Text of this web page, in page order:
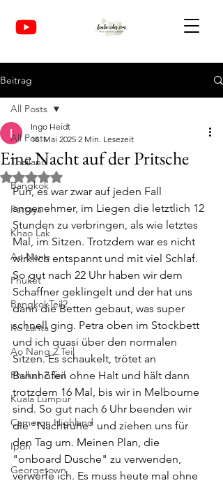
Beitrag
All Posts
Thailand
Bangkok
Pattaya
Khao Lak
Ao Nang
Phuket
BangkokTeil2
Ko Lanta
Ao Nang 2.Teil
Phuket 2.Teil
Kuala Lumpur
Cameron Highland
Ipoh
Georgetown
All Posts
Eine Nacht auf der Pritsche
Ingo Heidt
18. Mai 2025 2 Min. Lesezeit
Mit NaN von 5 Sternen bewertet.
Puh, es war zwar auf jeden Fall
angenehmer, im Liegen die letztlich 12
Stunden zu verbringen, als wie letztes
Mal, im Sitzen. Trotzdem war es nicht
wirklich entspannt und mit viel Schlaf.
So gut nach 22 Uhr haben wir dem
Schaffner geklingelt und der hat uns
dann die Betten gebaut, was super
schnell ging. Petra oben im Stockbett
und ich quasi über den normalen
Sitzen. Es schaukelt, trötet an
Bahnhöfen ohne Halt und hält dann
trotzdem 16 Mal, bis wir in Melbourne
sind. So gut nach 6 Uhr beenden wir
die "Nachtruhe" und ziehen uns für
den Tag um. Meinen Plan, die
"onboard Dusche" zu verwenden,
verwerfe ich. Es muss heute mal ohne